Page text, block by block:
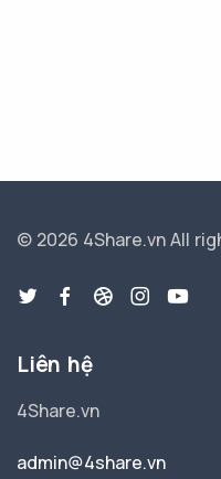
© 2026 4Share.vnAll
Liên hệ
4Share.vn
admin@4share.vn